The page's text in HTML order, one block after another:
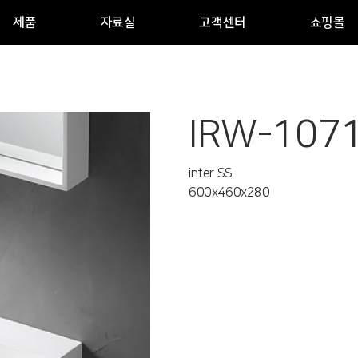
제품 자료실 고객센터 쇼핑몰
IRW-
inter SS
600x460x280